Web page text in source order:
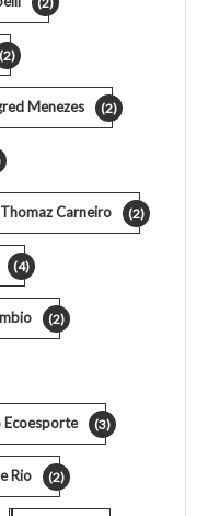
(2)
Menezes (2)
Carneiro (2)
(4)
(2)
Ecoesporte (3)
Rio (2)